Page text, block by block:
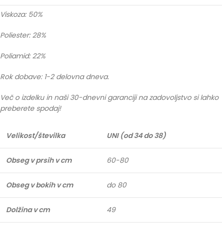
Viskoza: 50%
Poliester: 28%
Poliamid: 22%
Rok dobave: 1-2 delovna dneva.
Več o izdelku in naši 30-dnevni garanciji na zadovoljstvo si lahko
preberete spodaj!
Velikost/številka UNI (od 34 do 38)
Obseg v prsih v cm 60-80
Obseg v bokih v cm do 80
Dolžina v cm 49